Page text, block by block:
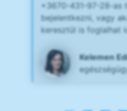
+3670-431-97-28-as
bejelentkezni, vagy
keresztül is foglalhat
Kelemen